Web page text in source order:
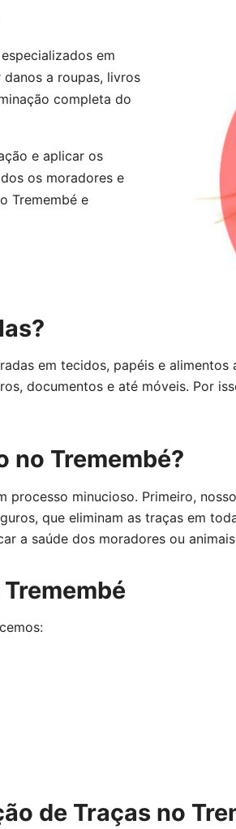
em
a roupas, livros
completa do
e aplicar os
os moradores e
Tremembé e
em tecidos, papéis e
documentos e até móveis. Por
no Tremembé?
processo minucioso. Primeiro,
que eliminam as traças em
a saúde dos moradores ou
de Traças no